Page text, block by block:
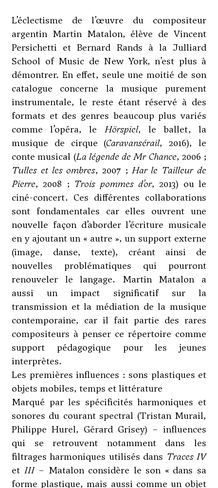
L’éclectisme de l’œuvre du compositeur
argentin Martin Matalon, élève de Vincent
Persichetti etBernard Rands à la Julliard
School of Music de New York, n’est plus à
démontrer. En effet, seule une moitié de son
catalogue concerne la musique purement
instrumentale, le reste étant réservé à des
formats et des genres beaucoup plus variés
comme l’opéra, le Hörspiel, le ballet, la
musique de cirque (Caravansérail, 2016), le
conte musical (La légende de Mr Chance, 2006 ;
Tulles et les ombres, 2007 ; Har le Tailleur de
Pierre, 2008 ; Trois pommes d’or, 2013) ou le
ciné-concert. Ces différentes collaborations
sont fondamentales car elles ouvrent une
nouvelle façon d’aborder l’écriture musicale
en y ajoutant un « autre », un support externe
(image, danse, texte), créant ainsi de
nouvelles problématiques qui pourront
renouveler le langage. Martin Matalon a
aussi un impact significatif sur la
transmission et la médiation de la musique
contemporaine, car il fait partie des rares
compositeurs à penser ce répertoire comme
support pédagogique pour les jeunes
interprètes.
Les premières influences : sons plastiques et
objets mobiles, temps et littérature
Marqué par les spécificités harmoniques et
sonores du courant spectral (Tristan Murail,
Philippe Hurel, Gérard Grisey) – influences
qui se retrouvent notamment dans les
filtrages harmoniques utilisés dans Traces IV
et III– Matalon considère le son « dans sa
forme plastique, mais aussi comme un objet